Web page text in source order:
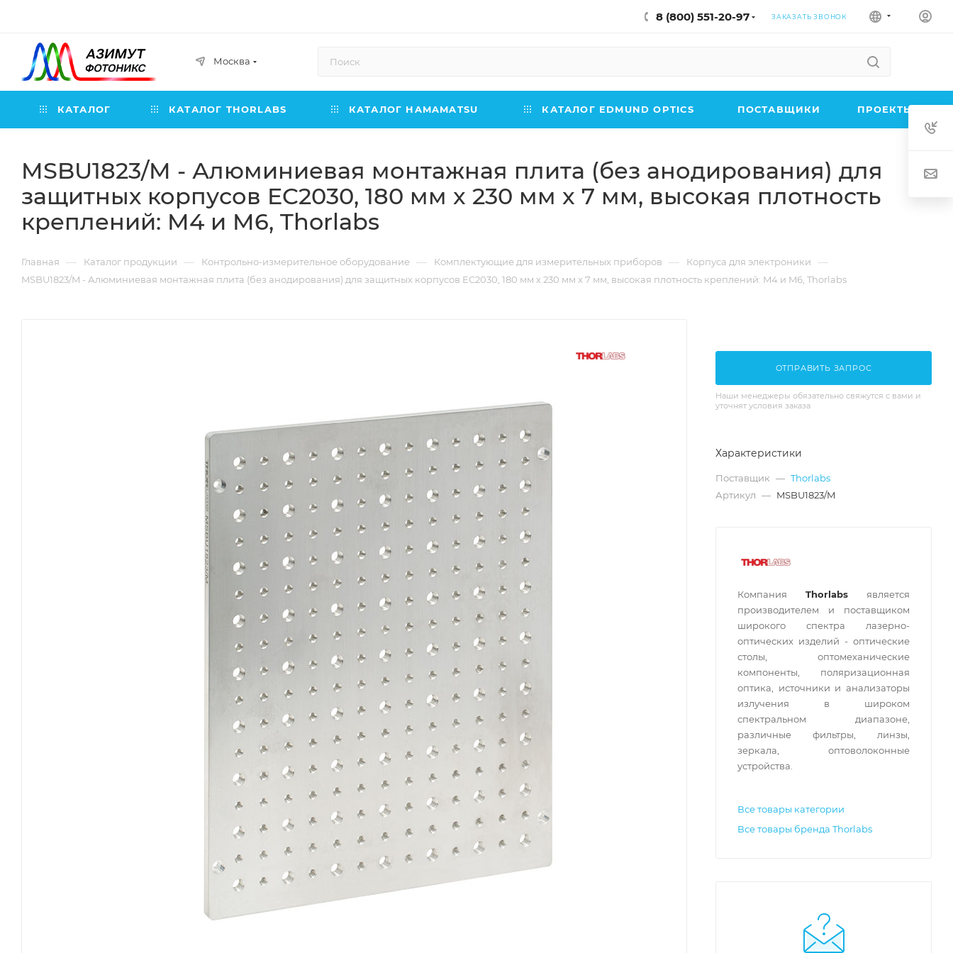
8 (800) 551-20-97 ЗАКАЗАТЬ ЗВОНОК
Москва
КАТАЛОГ КАТАЛОГ THORLABS КАТАЛОГ HAMAMATSU КАТАЛОГ EDMUND OPTICS ПОСТАВЩИКИ ПРОЕКТЫ
MSBU1823/M - Алюминиевая монтажная плита (без анодирования) для
защитных корпусов EC2030, 180 мм x 230 мм x 7 мм, высокая плотность
креплений: M4 и M6, Thorlabs
Главная — Каталог продукции — Контрольно-измерительное оборудование — Комплектующие для измерительных приборов — Корпуса для электроники —
MSBU1823/M - Алюминиевая монтажная плита (без анодирования) для защитных корпусов EC2030, 180 мм x 230 мм x 7 мм, высокая плотность креплений: M4 и M6, Thorlabs
ОТПРАВИТЬ ЗАПРОС
Наши менеджеры обязательно свяжутся с вами и
уточнят условия заказа
Характеристики
Поставщик — Thorlabs
Артикул — MSBU1823/M
Компания Thorlabs является
производителем и поставщиком
широкого спектра лазерно-
оптических изделий - оптические
столы, оптомеханические
компоненты, поляризационная
оптика, источники и анализаторы
излучения в широком
спектральном диапазоне,
различные фильтры, линзы,
зеркала, оптоволоконные
устройства.
Все товары категории
Все товары бренда Thorlabs